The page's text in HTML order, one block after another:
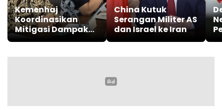
Kemenhaj
Koordinasikan
Mitigasi Dampak
Situasi Timur
Umrah
China Kutuk
Serangan Militer AS
dan Israel ke Iran